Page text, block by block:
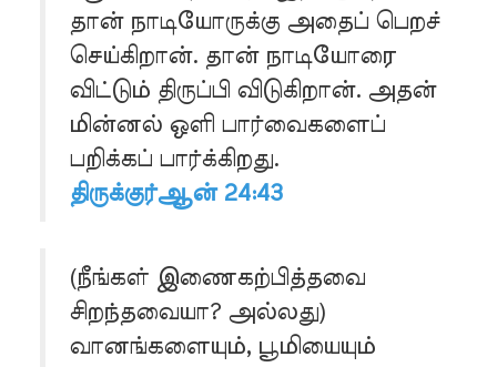
தான் நாடியோருக்கு அதைப் பெறச்
செய்கிறான். தான் நாடியோரை
விட்டும் திருப்பி விடுகிறான். அதன்
மின்னல் ஒளி பார்வைகளைப்
பறிக்கப் பார்க்கிறது.
திருக்குர்ஆன் 24:43
(நீங்கள் இணைகற்பித்தவை
சிறந்தவையா? அல்லது)
வானங்களையும், பூமியையும்